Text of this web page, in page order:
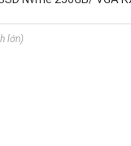
lớn)